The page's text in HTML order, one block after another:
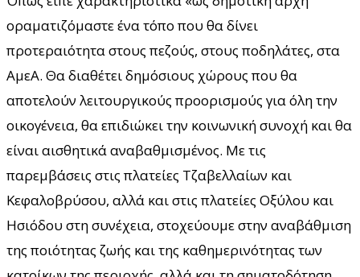
οραματιζόμαστε ένα τόπο που θα δίνει
προτεραιότητα στους πεζούς, στους ποδηλάτες, στα
ΑμεΑ. Θα διαθέτει δημόσιους χώρους που θα
αποτελούν λειτουργικούς προορισμούς για όλη την
οικογένεια, θα επιδιώκει την κοινωνική συνοχή και θα
είναι αισθητικά αναβαθμισμένος. Με τις
παρεμβάσεις στις πλατείες Τζαβελλαίων και
Κεφαλοβρύσου, αλλά και στις πλατείες Οξύλου και
Ησιόδου στη συνέχεια, στοχεύουμε στην αναβάθμιση
της ποιότητας ζωής και της καθημερινότητας των